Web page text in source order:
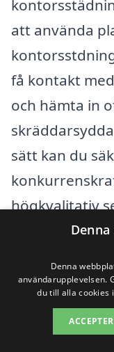
att använda
få kontakt
och hämta in
sätt kan du
högkvalitativ
Få 3
förpliktelser
Denna
användarupplevelsen.
du till alla cookies